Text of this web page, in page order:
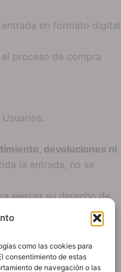
como las cookies para
consentimiento de estas
de navegación o las
en formato digital
proceso de compra
devoluciones ni
la entrada, no se
ejercer su derecho de
la posibilidad de